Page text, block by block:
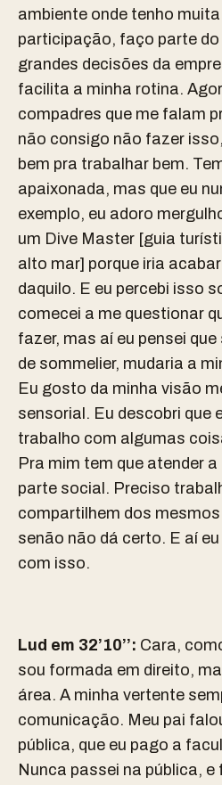
ambiente onde tenho
participação, faço parte
grandes decisões da
facilita a minha rotina.
compadres que me falam
não consigo não fazer
bem pra trabalhar bem.
apaixonada, mas que eu
exemplo, eu adoro
um Dive Master [guia
alto mar] porque iria
daquilo. E eu percebi isso
comecei a me questionar
fazer, mas aí eu pensei
de sommelier, mudaria a
Eu gosto da minha visão
sensorial. Eu descobri que
trabalho com algumas
Pra mim tem que atender
parte social. Preciso
compartilhem dos mesmos
senão não dá certo. E aí
com isso.
Lud em 32’10’’: Cara,
sou formada em direito,
área. A minha vertente
comunicação. Meu pai
pública, que eu pago a
Nunca passei na pública, e